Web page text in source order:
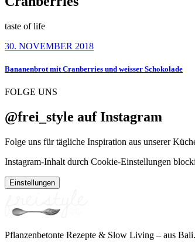
taste of life
30. NOVEMBER 2018
Bananenbrot mit Cranberries und weisser Schokolade
FOLGE UNS
@frei_style auf Instagram
Folge uns für tägliche Inspiration aus unserer
Instagram-Inhalt durch Cookie-Einstellungen
Einstellungen
Pflanzenbetonte Rezepte & Slow Living – aus Bali.